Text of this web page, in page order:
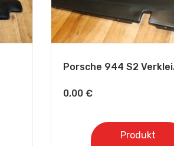
Porsche 944 S2
0,00 €
Produkt